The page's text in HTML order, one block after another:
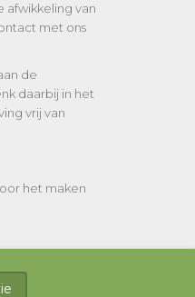
afwikkeling van
met ons
de
daarbij in het
vrij van
het maken